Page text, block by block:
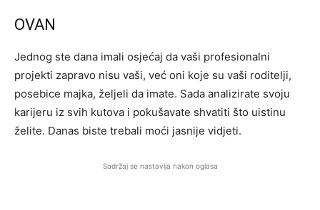
OVAN
Jednog ste dana imali osjećaj da vaši profesionalni
projekti zapravo nisu vaši, već oni koje su vaši roditelji,
posebice majka, željeli da imate. Sada analizirate svoju
karijeru iz svih kutova i pokušavate shvatiti što uistinu
želite. Danas biste trebali moći jasnije vidjeti.
Sadržaj se nastavlja nakon oglasa